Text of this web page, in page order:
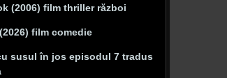
(2006) film thriller război
film comedie
susul în jos episodul 7 tradus